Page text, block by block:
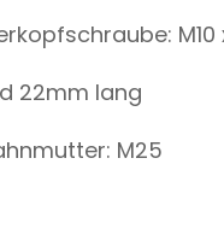
M10
22mm lang
M25